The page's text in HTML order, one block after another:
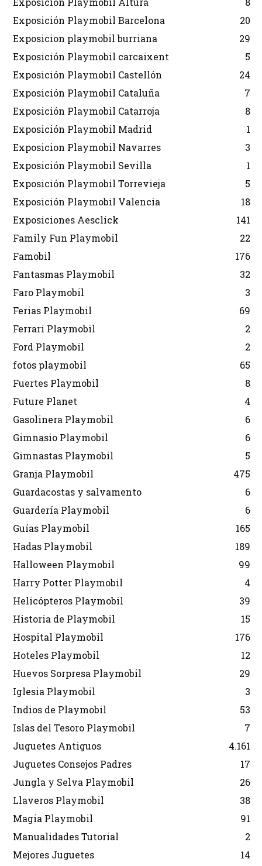
Exposición Playmobil Barcelona
20
Exposicion playmobil burriana
29
Exposición Playmobil carcaixent
5
Exposición Playmobil Castellón
24
Exposición Playmobil Cataluña
7
Exposición Playmobil Catarroja
8
Exposición Playmobil Madrid
1
Exposicion Playmobil Navarres
3
Exposición Playmobil Sevilla
1
Exposición Playmobil Torrevieja
5
Exposición Playmobil Valencia
18
Exposiciones Aesclick
141
Family Fun Playmobil
22
Famobil
176
Fantasmas Playmobil
32
Faro Playmobil
3
Ferias Playmobil
69
Ferrari Playmobil
2
Ford Playmobil
2
fotos playmobil
65
Fuertes Playmobil
8
Future Planet
4
Gasolinera Playmobil
6
Gimnasio Playmobil
6
Gimnastas Playmobil
5
Granja Playmobil
475
Guardacostas y salvamento
6
Guardería Playmobil
6
Guías Playmobil
165
Hadas Playmobil
189
Halloween Playmobil
99
Harry Potter Playmobil
4
Helicópteros Playmobil
39
Historia de Playmobil
15
Hospital Playmobil
176
Hoteles Playmobil
12
Huevos Sorpresa Playmobil
29
Iglesia Playmobil
3
Indios de Playmobil
53
Islas del Tesoro Playmobil
7
Juguetes Antiguos
4.161
Juguetes Consejos Padres
17
Jungla y Selva Playmobil
26
Llaveros Playmobil
38
Magia Playmobil
91
Manualidades Tutorial
2
Mejores Juguetes
14